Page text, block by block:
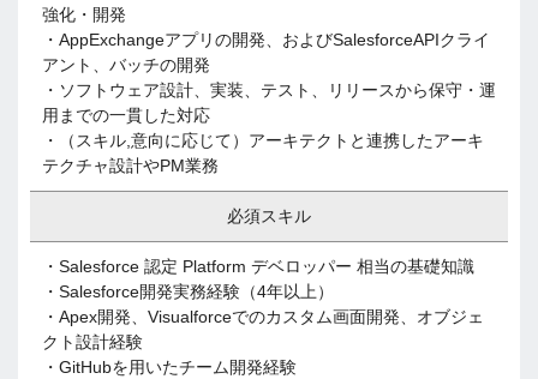
強化・開発
・AppExchangeアプリの開発、およびSalesforceAPIクライ
アント、バッチの開発
・ソフトウェア設計、実装、テスト、リリースから保守・運
用までの一貫した対応
・（スキル,意向に応じて）アーキテクトと連携したアーキ
テクチャ設計やPM業務
必須スキル
・Salesforce 認定 Platform デベロッパー 相当の基礎知識
・Salesforce開発実務経験（4年以上）
・Apex開発、Visualforceでのカスタム画面開発、オブジェ
クト設計経験
・GitHubを用いたチーム開発経験